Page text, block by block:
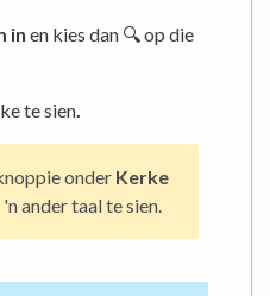
in en kies dan 🔍 op die
te sien
onder Kerke
ander taal te sien.